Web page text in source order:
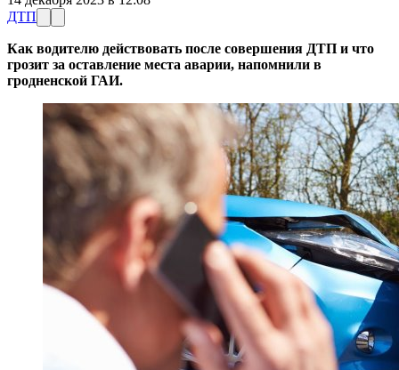
ДТП
Как водителю действовать после совершения ДТП и что
грозит за оставление места аварии, напомнили в
гродненской ГАИ.